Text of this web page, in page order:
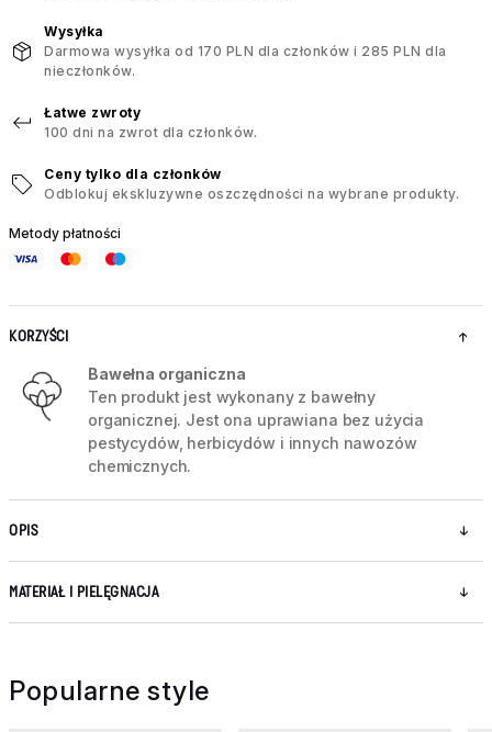
Wysyłka
Darmowa wysyłka od 170 PLN dla członków i 285 PLN dla
nieczłonków.
Łatwe zwroty
100 dni na zwrot dla członków.
Ceny tylko dla członków
Odblokuj ekskluzywne oszczędności na wybrane produkty.
Metody płatności
KORZYŚCI
Bawełna organiczna
Ten produkt jest wykonany z bawełny
organicznej. Jest ona uprawiana bez użycia
pestycydów, herbicydów i innych nawozów
chemicznych.
OPIS
MATERIAŁ I PIELĘGNACJA
Popularne style